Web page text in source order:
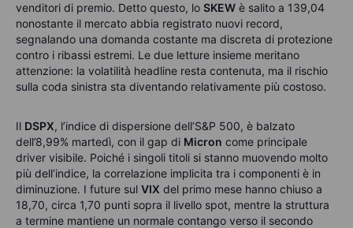
venditori di premio. Detto questo, lo SKEW è salito a 139,04
nonostante il mercato abbia registrato nuovi record,
segnalando una domanda costante ma discreta di protezione
contro i ribassi estremi. Le due letture insieme meritano
attenzione: la volatilità headline resta contenuta, ma il rischio
sulla coda sinistra sta diventando relativamente più costoso.
Il DSPX, l’indice di dispersione dell’S&P 500, è balzato
dell’8,99% martedì, con il gap di Micron come principale
driver visibile. Poiché i singoli titoli si stanno muovendo molto
più dell’indice, la correlazione implicita tra i componenti è in
diminuzione. I future sul VIX del primo mese hanno chiuso a
18,70, circa 1,70 punti sopra il livello spot, mentre la struttura
a termine mantiene un normale contango verso il secondo